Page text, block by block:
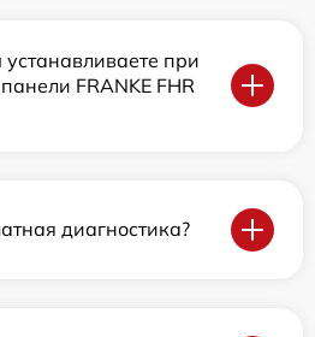
при
FRANKE FHR
диагностика?